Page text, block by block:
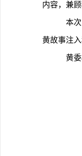
内容，兼
	本次比赛为黄委科普工作者搭建了交流展示的平台，进一步营造了爱科学、学科学、用科学的良好氛围，推动黄河水利科普知识走进大众、深入人心，为讲好新时代治
黄故事注入
黄